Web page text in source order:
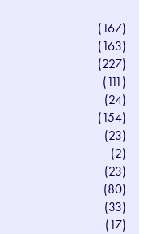
(167)
(163)
(227)
(111)
(24)
(154)
(23)
(2)
(23)
(80)
(33)
(17)